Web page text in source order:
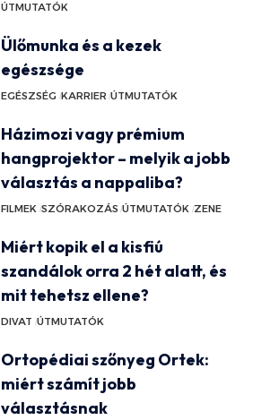
ÚTMUTATÓK
Ülőmunka és a kezek
egészsége
EGÉSZSÉG KARRIER ÚTMUTATÓK
Házimozi vagy prémium
hangprojektor – melyik a jobb
választás a nappaliba?
FILMEK SZÓRAKOZÁS ÚTMUTATÓK ZENE
Miért kopik el a kisfiú
szandálok orra 2 hét alatt, és
mit tehetsz ellene?
DIVAT ÚTMUTATÓK
Ortopédiai szőnyeg Ortek:
miért számít jobb
választásnak